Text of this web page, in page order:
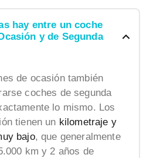
hay entre un coche
y de Segunda
de ocasión también
coches de segunda
lo mismo. Los
tienen un kilometraje y
bajo, que generalmente
km y 2 años de